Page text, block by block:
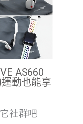
AS660
動也能享
它社群吧